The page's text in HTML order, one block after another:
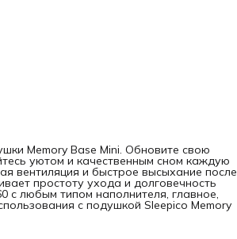
Memory Base Mini. Обновите свою
уютом и качественным сном каждую
вентиляция и быстрое высыхание после
простоту ухода и долговечность
с любым типом наполнителя, главное,
с подушкой Sleepico Memory